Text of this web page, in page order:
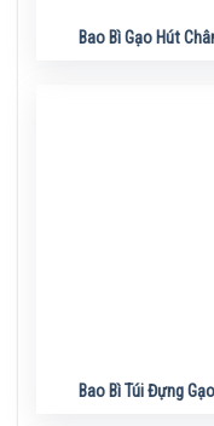
Bao Bì Gạo Hút
Bao Bì Túi Đựng